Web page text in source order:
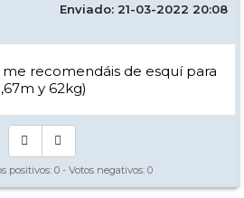
Enviado: 21-03-2022 20:08
recomendáis de esquí para
y 62kg)
positivos: 0 - Votos negativos: 0